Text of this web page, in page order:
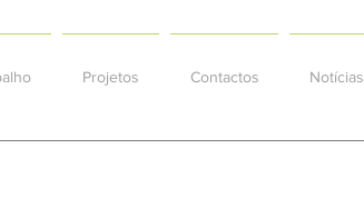
Projetos Contactos Notícias